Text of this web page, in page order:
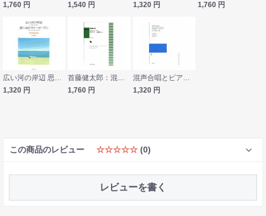
1,760 円
1,540 円
1,320 円
1,760 円
広い河の岸辺 思い出のサリーガーデン 混声三部・二部合唱 全音楽譜出版社
1,320 円
首藤健太郎：混声合唱とピアノのための組曲 草の上 〜測量船 より〜 カワイ出版
1,760 円
混声合唱とピアノのための アプローズ 音楽之友社
1,320 円
この商品のレビュー ☆☆☆☆☆ (0)
レビューを書く